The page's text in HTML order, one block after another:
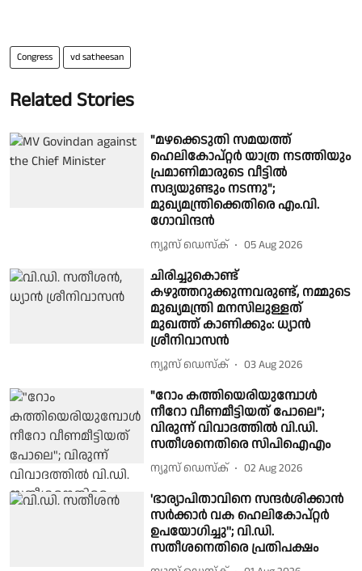
Congress vd satheesan
Related Stories
"മഴക്കെടുതി സമയത്ത്
ഹെലികോപ്റ്റർ യാത്ര നടത്തിയും
പ്രമാണിമാരുടെ വീട്ടിൽ
സദ്യയുണ്ടും നടന്നു";
മുഖ്യമന്ത്രിക്കെതിരെ എം.വി.
ഗോവിന്ദൻ
ന്യൂസ് ഡെസ്ക് 05 Aug 2026
ചിരിച്ചുകൊണ്ട്
കഴുത്തറുക്കുന്നവരുണ്ട്, നമ്മുടെ
മുഖ്യമന്ത്രി മനസിലുള്ളത്
മുഖത്ത് കാണിക്കും: ധ്യാൻ
ശ്രീനിവാസൻ
ന്യൂസ് ഡെസ്ക് 03 Aug 2026
"റോം കത്തിയെരിയുമ്പോൾ
നീറോ വീണമീട്ടിയത് പോലെ";
വിരുന്ന് വിവാദത്തിൽ വി.ഡി.
സതീശനെതിരെ സിപിഐഎം
ന്യൂസ് ഡെസ്ക് 02 Aug 2026
'ഭാര്യാപിതാവിനെ സന്ദർശിക്കാൻ
സർക്കാർ വക ഹെലികോപ്റ്റർ
ഉപയോഗിച്ചു''; വി.ഡി.
സതീശനെതിരെ പ്രതിപക്ഷം